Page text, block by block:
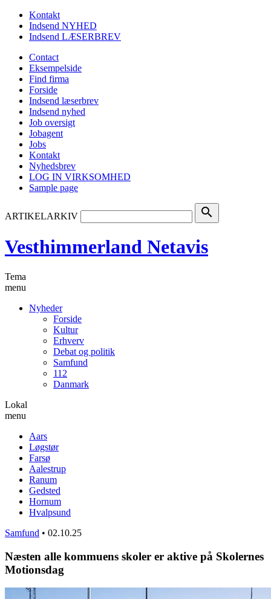
Kontakt
Indsend NYHED
Indsend LÆSERBREV
Contact
Eksempelside
Find firma
Forside
Indsend læserbrev
Indsend nyhed
Job oversigt
Jobagent
Jobs
Kontakt
Nyhedsbrev
LOG IN VIRKSOMHED
Sample page
ARTIKELARKIV search
Vesthimmerland Netavis
Tema
menu
Nyheder
Forside
Kultur
Erhverv
Debat og politik
Samfund
112
Danmark
Lokal
menu
Aars
Løgstør
Farsø
Aalestrup
Ranum
Gedsted
Hornum
Hvalpsund
Samfund • 02.10.25
Næsten alle kommuens skoler er aktive på Skolernes
Motionsdag